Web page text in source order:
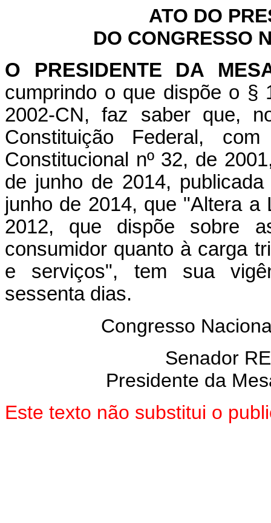
ATO DO
DO CONGRESSO
O PRESIDENTE DA
cumprindo o que dispõe o §
2002-CN, faz saber que,
Constituição Federal,
Constitucional nº 32, de
de junho de 2014,
junho de 2014, que "Altera a
2012, que dispõe sobre
consumidor quanto à carga
e serviços", tem sua
sessenta dias.
Congresso
Senador
Presidente da
Este texto não substitui o